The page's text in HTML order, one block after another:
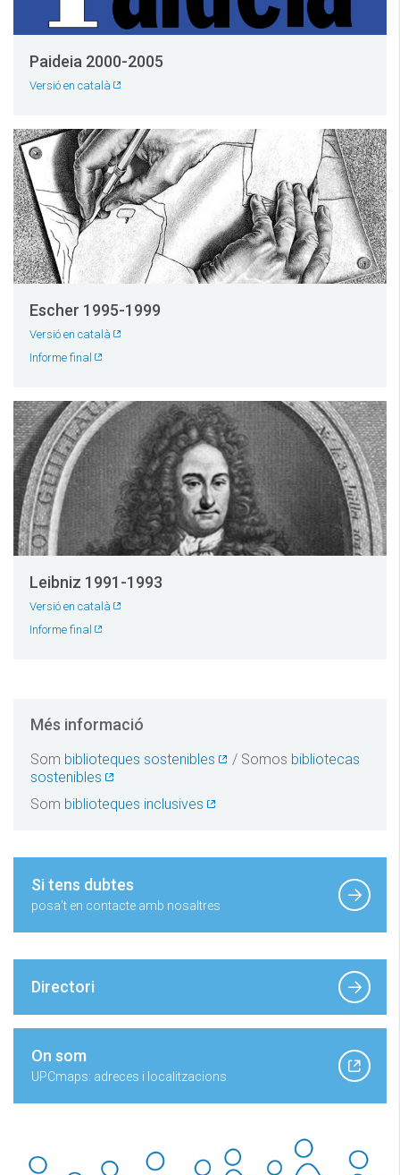
Paideia 2000-2005
Versió en català
Escher 1995-1999
Versió en català
Informe final
Leibniz 1991-1993
Versió en català
Informe final
Més informació
Som biblioteques sostenibles / Somos bibliotecas
sostenibles
Som biblioteques inclusives
Si tens dubtes
posa't en contacte amb nosaltres
Directori
On som
UPCmaps: adreces i localitzacions